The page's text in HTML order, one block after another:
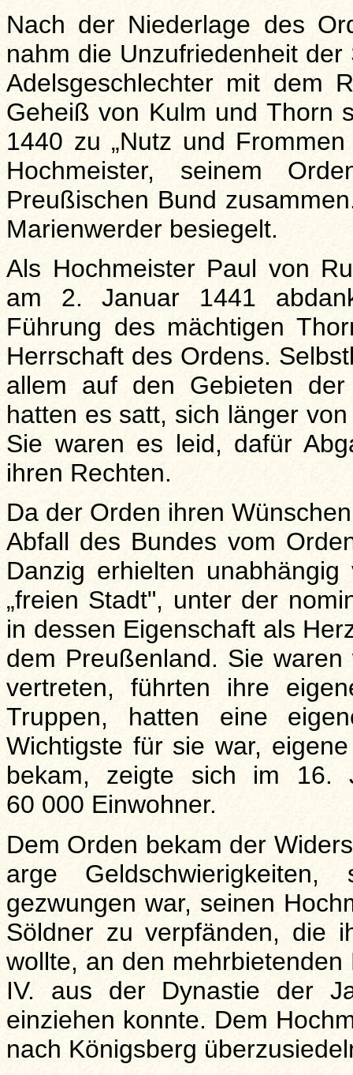
Nach der Niederlage des
nahm die Unzufriedenheit
Adelsgeschlechter mit dem
Geheiß von Kulm und Thorn
1440 zu „Nutz und
Hochmeister, seinem
Preußischen Bund
Marienwerder besiegelt.
Als Hochmeister Paul von
am 2. Januar 1441
Führung des mächtigen
Herrschaft des Ordens.
allem auf den Gebieten
hatten es satt, sich länger
Sie waren es leid, dafür
ihren Rechten.
Da der Orden ihren
Abfall des Bundes vom
Danzig erhielten
„freien Stadt", unter der
in dessen Eigenschaft als
dem Preußenland. Sie
vertreten, führten ihre
Truppen, hatten eine
Wichtigste für sie war,
bekam, zeigte sich im 16.
60 000 Einwohner.
Dem Orden bekam der
arge
gezwungen war, seinen
Söldner zu verpfänden, die
wollte, an den
IV. aus der Dynastie der
einziehen konnte. Dem
nach Königsberg